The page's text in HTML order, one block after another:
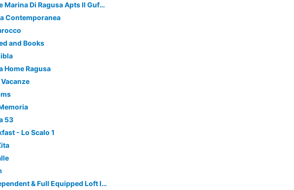
Casa Vacanze Marina Di Ragusa Apts Il Gufo E La Civetta
Contemporanea
and Books
Home Ragusa
Vacanze
53
- Lo Scalo 1
A 75sqm Independent & Full Equipped Loft In The Quiet Historic Center Of Ragusa.